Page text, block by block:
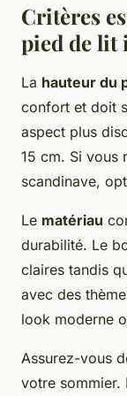
Critères
pied de lit
La hauteur du
confort et doit
aspect plus
15 cm. Si vous
scandinave,
Le matériau
durabilité. Le
claires tandis
avec des
look moderne
Assurez-vous
votre sommier.